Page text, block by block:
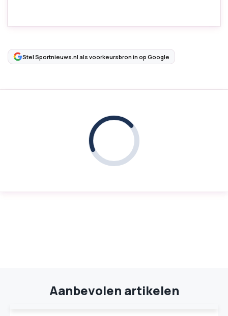
Stel Sportnieuws.nl als voorkeursbron in op Google
Aanbevolen artikelen